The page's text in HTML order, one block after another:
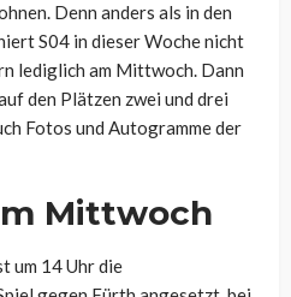
Denn anders als in den
S04 in dieser Woche nicht
lediglich am Mittwoch. Dann
den Plätzen zwei und drei
Fotos und Autogramme der
Mittwoch
um 14 Uhr die